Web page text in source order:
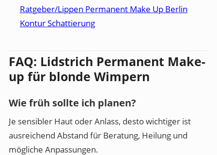
Ratgeber/Lippen Permanent Make Up Berlin
Kontur Schattierung
FAQ: Lidstrich Permanent Make-
up für blonde Wimpern
Wie früh sollte ich planen?
Je sensibler Haut oder Anlass, desto wichtiger ist
ausreichend Abstand für Beratung, Heilung und
mögliche Anpassungen.